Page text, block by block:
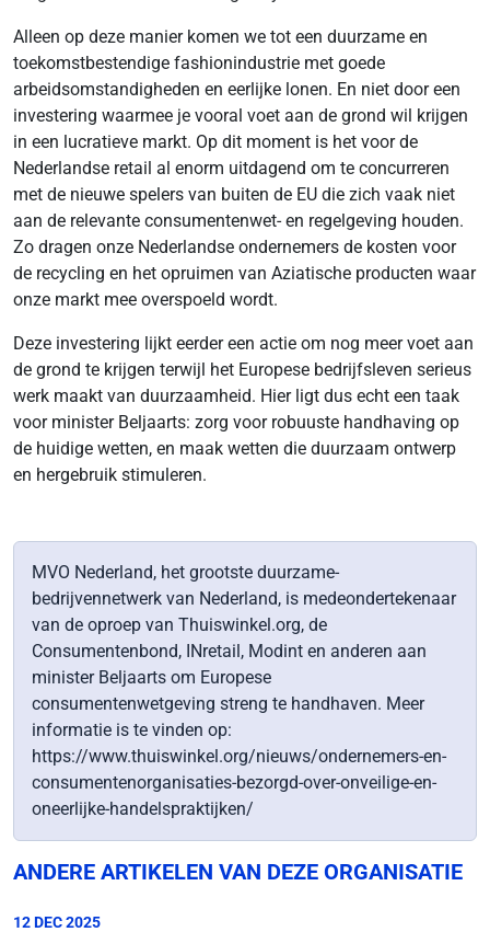
Alleen op deze manier komen we tot een duurzame en
toekomstbestendige fashionindustrie met goede
arbeidsomstandigheden en eerlijke lonen. En niet door een
investering waarmee je vooral voet aan de grond wil krijgen
in een lucratieve markt. Op dit moment is het voor de
Nederlandse retail al enorm uitdagend om te concurreren
met de nieuwe spelers van buiten de EU die zich vaak niet
aan de relevante consumentenwet- en regelgeving houden.
Zo dragen onze Nederlandse ondernemers de kosten voor
de recycling en het opruimen van Aziatische producten waar
onze markt mee overspoeld wordt.
Deze investering lijkt eerder een actie om nog meer voet aan
de grond te krijgen terwijl het Europese bedrijfsleven serieus
werk maakt van duurzaamheid. Hier ligt dus echt een taak
voor minister Beljaarts: zorg voor robuuste handhaving op
de huidige wetten, en maak wetten die duurzaam ontwerp
en hergebruik stimuleren.
MVO Nederland, het grootste duurzame-
bedrijvennetwerk van Nederland, is medeondertekenaar
van de oproep van Thuiswinkel.org, de
Consumentenbond, INretail, Modint en anderen aan
minister Beljaarts om Europese
consumentenwetgeving streng te handhaven. Meer
informatie is te vinden op:
https://www.thuiswinkel.org/nieuws/ondernemers-en-
consumentenorganisaties-bezorgd-over-onveilige-en-
oneerlijke-handelspraktijken/
ANDERE ARTIKELEN VAN DEZE ORGANISATIE
12 DEC 2025